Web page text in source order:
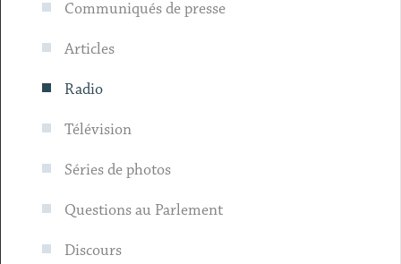
Communiqués de presse
Articles
Radio
Télévision
Séries de photos
Questions au Parlement
Discours